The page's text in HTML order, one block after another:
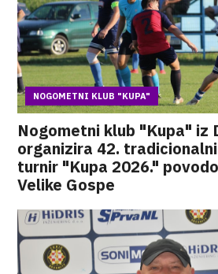
NOGOMETNI KLUB "KUPA"
Nogometni klub "Kupa" iz
organizira 42.
turnir "Kupa 2026."
Velike Gospe